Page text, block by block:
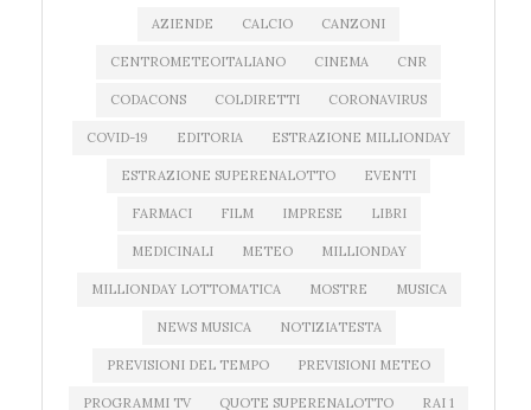
AZIENDE CALCIO CANZONI
CENTROMETEOITALIANO CINEMA CNR
CODACONS COLDIRETTI CORONAVIRUS
COVID-19 EDITORIA ESTRAZIONE MILLIONDAY
ESTRAZIONE SUPERENALOTTO EVENTI
FARMACI FILM IMPRESE LIBRI
MEDICINALI METEO MILLIONDAY
MILLIONDAY LOTTOMATICA MOSTRE MUSICA
NEWS MUSICA NOTIZIATESTA
PREVISIONI DEL TEMPO PREVISIONI METEO
PROGRAMMI TV QUOTE SUPERENALOTTO RAI 1